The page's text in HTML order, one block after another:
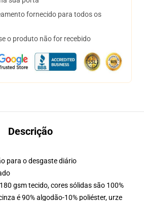
fornecido para todos os
o produto não for recebido
Descrição
para o desgaste diário
gsm tecido, cores sólidas são 100%
é 90% algodão-10% poliéster, urze